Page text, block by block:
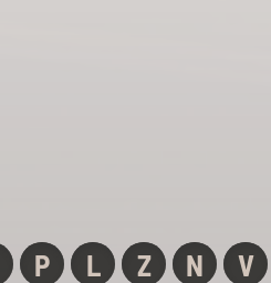
P L Z N V